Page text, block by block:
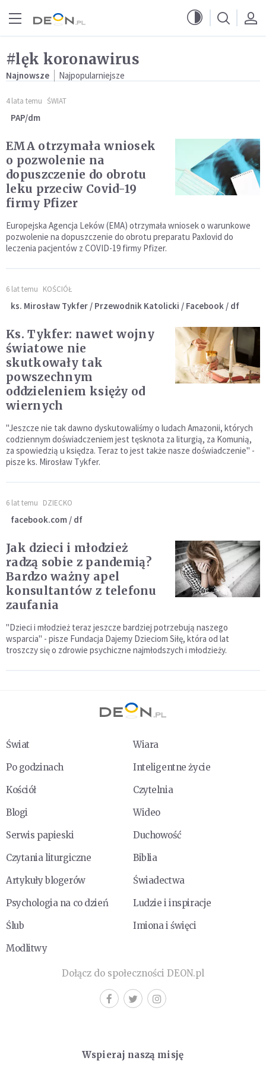
#lęk koronawirus
Najnowsze Najpopularniejsze
4 lata temu ŚWIAT
PAP/dm
EMA otrzymała wniosek
o pozwolenie na
dopuszczenie do obrotu
leku przeciw Covid-19
firmy Pfizer
Europejska Agencja Leków (EMA) otrzymała wniosek o warunkowe
pozwolenie na dopuszczenie do obrotu preparatu Paxlovid do
leczenia pacjentów z COVID-19 firmy Pfizer.
6 lat temu KOŚCIÓŁ
ks. Mirosław Tykfer / Przewodnik Katolicki / Facebook / df
Ks. Tykfer: nawet wojny
światowe nie
skutkowały tak
powszechnym
oddzieleniem księży od
wiernych
"Jeszcze nie tak dawno dyskutowaliśmy o ludach Amazonii, których
codziennym doświadczeniem jest tęsknota za liturgią, za Komunią,
za spowiedzią u księdza. Teraz to jest także nasze doświadczenie" -
pisze ks. Mirosław Tykfer.
6 lat temu DZIECKO
facebook.com / df
Jak dzieci i młodzież
radzą sobie z pandemią?
Bardzo ważny apel
konsultantów z telefonu
zaufania
"Dzieci i młodzież teraz jeszcze bardziej potrzebują naszego
wsparcia" - pisze Fundacja Dajemy Dzieciom Siłę, która od lat
troszczy się o zdrowie psychiczne najmłodszych i młodzieży.
Świat
Wiara
Po godzinach
Inteligentne życie
Kościół
Czytelnia
Blogi
Wideo
Serwis papieski
Duchowość
Czytania liturgiczne
Biblia
Artykuły blogerów
Świadectwa
Psychologia na co dzień
Ludzie i inspiracje
Ślub
Imiona i święci
Modlitwy
Dołącz do społeczności DEON.pl
Wspieraj naszą misję